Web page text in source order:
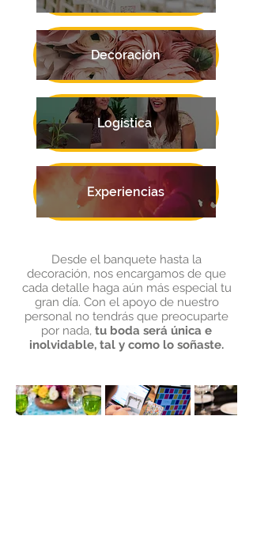
Decoración
Logística
Experiencias
Desde el banquete hasta la
decoración, nos encargamos de que
cada detalle haga aún más especial tu
gran día. Con el apoyo de nuestro
personal no tendrás que preocuparte
por nada, tu boda será única e
inolvidable, tal y como lo soñaste.